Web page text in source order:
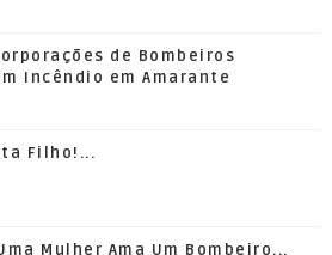
de Bombeiros
Incêndio em Amarante
Filho!...
Mulher Ama Um Bombeiro...